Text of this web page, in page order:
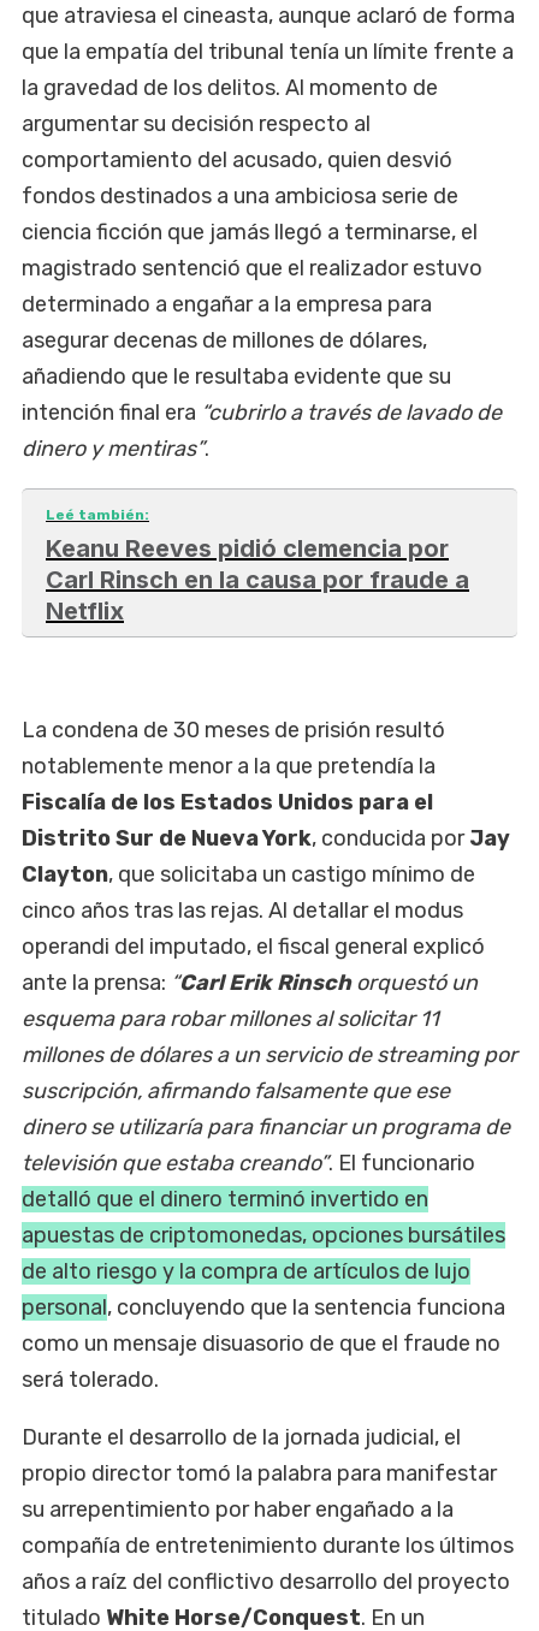
que atraviesa el cineasta, aunque aclaró de forma
que la empatía del tribunal tenía un límite frente a
la gravedad de los delitos. Al momento de
argumentar su decisión respecto al
comportamiento del acusado, quien desvió
fondos destinados a una ambiciosa serie de
ciencia ficción que jamás llegó a terminarse, el
magistrado sentenció que el realizador estuvo
determinado a engañar a la empresa para
asegurar decenas de millones de dólares,
añadiendo que le resultaba evidente que su
intención final era “cubrirlo a través de lavado de
dinero y mentiras”.
Leé también:
Keanu Reeves pidió clemencia por
Carl Rinsch en la causa por fraude a
Netflix
La condena de 30 meses de prisión resultó
notablemente menor a la que pretendía la
Fiscalía de los Estados Unidos para el
Distrito Sur de Nueva York, conducida porJay
Clayton, que solicitaba un castigo mínimo de
cinco años tras las rejas. Al detallar el modus
operandi del imputado, el fiscal general explicó
ante la prensa: “Carl Erik Rinschorquestó un
esquema para robar millones al solicitar 11
millones de dólares a un servicio de streaming por
suscripción, afirmando falsamente que ese
dinero se utilizaría para financiar un programa de
televisión que estaba creando”. El funcionario
detalló que el dinero terminó invertido en
apuestas de criptomonedas, opciones bursátiles
de alto riesgo y la compra de artículos de lujo
personal, concluyendo que la sentencia funciona
como un mensaje disuasorio de que el fraude no
será tolerado.
Durante el desarrollo de la jornada judicial, el
propio director tomó la palabra para manifestar
su arrepentimiento por haber engañado a la
compañía de entretenimiento durante los últimos
años a raíz del conflictivo desarrollo del proyecto
titulado White Horse/Conquest. En un